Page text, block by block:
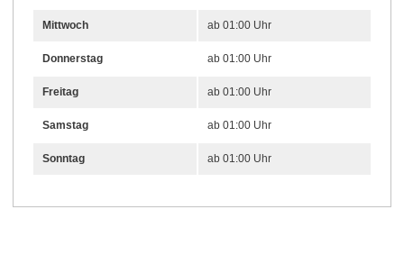
Mittwoch ab 01:00 Uhr
Donnerstag ab 01:00 Uhr
Freitag ab 01:00 Uhr
Samstag ab 01:00 Uhr
Sonntag ab 01:00 Uhr